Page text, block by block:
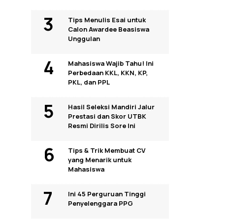
Tips Menulis Esai untuk
Calon Awardee Beasiswa
Unggulan
Mahasiswa Wajib Tahu! Ini
Perbedaan KKL, KKN, KP,
PKL, dan PPL
Hasil Seleksi Mandiri Jalur
Prestasi dan Skor UTBK
Resmi Dirilis Sore Ini
Tips & Trik Membuat CV
yang Menarik untuk
Mahasiswa
Ini 45 Perguruan Tinggi
Penyelenggara PPG